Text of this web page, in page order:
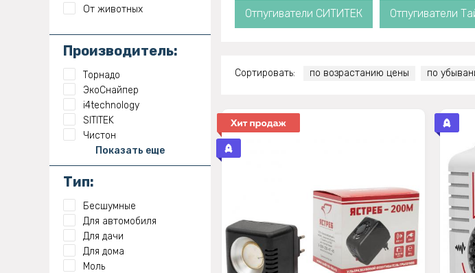
От животных
Производитель:
Торнадо
ЭкоСнайпер
i4technology
SITITEK
Чистон
Показать еще
Тип:
Бесшумные
Для автомобиля
Для дачи
Для дома
Моль
Отпугиватели СИТИТЕК Отпугиватели
Сортировать: по возрастанию цены по